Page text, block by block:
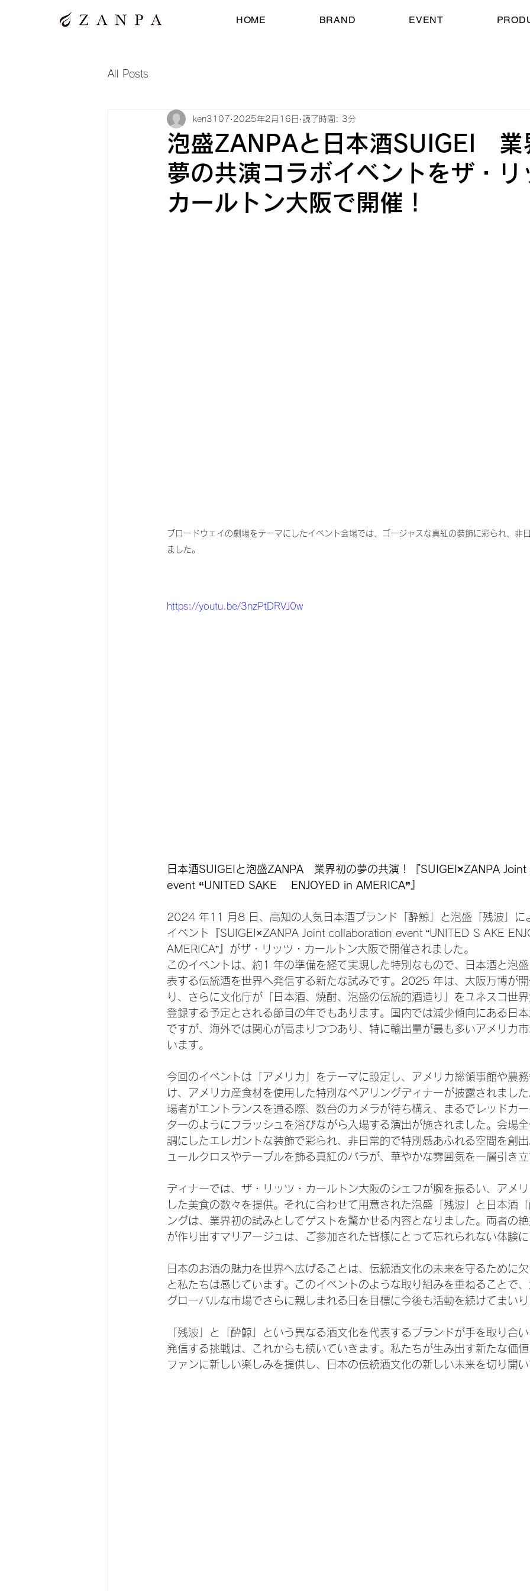
HOME BRAND EVENT
All Posts
泡盛ZANPAと日本酒SUIGEI 業
夢の共演コラボイベントをザ・リ
カールトン大阪で開催！
ken3107 2025年2月16日 読了時間: 3分
ブロードウェイの劇場をテーマにしたイベント会場では、ゴージャスな真紅の装飾に彩られ、非
ました。
https://youtu.be/3nzPtDRVJ0w
日本酒SUIGEIと泡盛ZANPA　業界初の夢の共演！『SUIGEI×ZANPA
event “UNITED SAKE 　ENJOYED in AMERICA”
2024 年11 月8 日、高知の人気日本酒ブランド「酔鯨」と泡盛「残波」に
イベント『SUIGEI×ZANPA Joint collaboration event “UNITED S AKE
AMERICA”』がザ・リッツ・カールトン大阪で開催されました。
このイベントは、約1 年の準備を経て実現した特別なもので、日本酒と泡
表する伝統酒を世界へ発信する新たな試みです。2025 年は、大阪万博が
り、さらに文化庁が「日本酒、焼酎、泡盛の伝統的酒造り」をユネスコ世
登録する予定とされる節目の年でもあります。国内では減少傾向にある日
ですが、海外では関心が高まりつつあり、特に輸出量が最も多いアメリカ
います。
今回のイベントは「アメリカ」をテーマに設定し、アメリカ総領事館や農
け、アメリカ産食材を使用した特別なペアリングディナーが披露されまし
場者がエントランスを通る際、数台のカメラが待ち構え、まるでレッドカ
ターのようにフラッシュを浴びながら入場する演出が施されました。会場
調にしたエレガントな装飾で彩られ、非日常的で特別感あふれる空間を創
ュールクロスやテーブルを飾る真紅のバラが、華やかな雰囲気を一層引き立
ディナーでは、ザ・リッツ・カールトン大阪のシェフが腕を振るい、アメ
した美食の数々を提供。それに合わせて用意された泡盛「残波」と日本酒
ングは、業界初の試みとしてゲストを驚かせる内容となりました。両者の
が作り出すマリアージュは、ご参加された皆様にとって忘れられない体験に
日本のお酒の魅力を世界へ広げることは、伝統酒文化の未来を守るために
と私たちは感じています。このイベントのような取り組みを重ねることで
グローバルな市場でさらに親しまれる日を目標に今後も活動を続けてまいり
「残波」と「酔鯨」という異なる酒文化を代表するブランドが手を取り合
発信する挑戦は、これからも続いていきます。私たちが生み出す新たな価
ファンに新しい楽しみを提供し、日本の伝統酒文化の新しい未来を切り開い